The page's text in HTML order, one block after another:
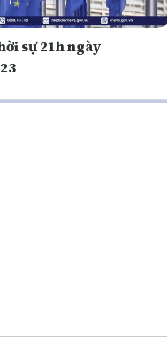
sự 21h ngày